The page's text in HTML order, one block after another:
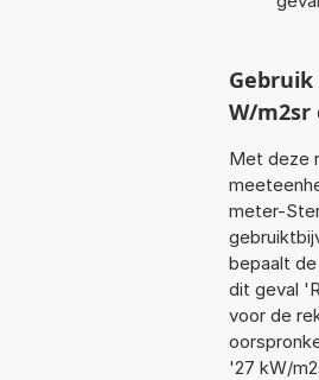
W/
Met deze
meter-
bepaalt
dit geval
voor de
'27 kW/